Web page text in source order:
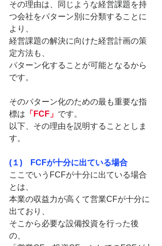
その理由は、同じような経営課題を持
つ会社をパターン別に分類することに
より、
経営課題の解決に向けた経営計画の策
定方法も、
パターン化することが可能となるから
です。
そのパターン化のための最も重要な指
標は 「FCF」 です。
以下、その理由を説明することとしま
す。
(１)　FCFが十分に出ている場合
ここでいうFCFが十分に出ている場合
とは、
本業の収益力が高くて営業CFが十分に
出ており、
そこから必要な設備投資を行った後
の、